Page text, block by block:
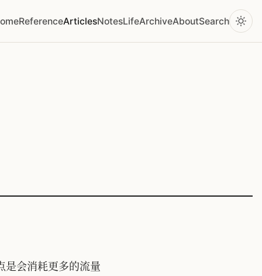
ReferenceArticlesNotesLifeArchiveAboutSearch
是会消耗更多的流量